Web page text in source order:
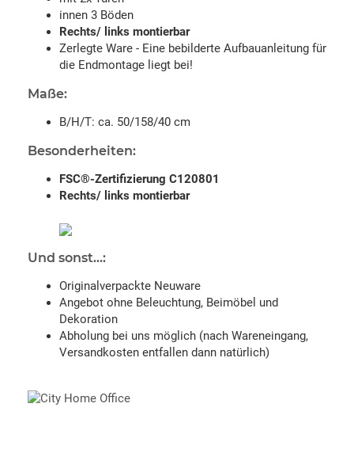
innen 3 Böden
Rechts/ links montierbar
Zerlegte Ware - Eine bebilderte Aufbauanleitung für
die Endmontage liegt bei!
Maße:
B/H/T: ca. 50/158/40 cm
Besonderheiten:
FSC®-Zertifizierung C120801
Rechts/ links montierbar
Und sonst...:
Originalverpackte Neuware
Angebot ohne Beleuchtung, Beimöbel und
Dekoration
Abholung bei uns möglich (nach Wareneingang,
Versandkosten entfallen dann natürlich)